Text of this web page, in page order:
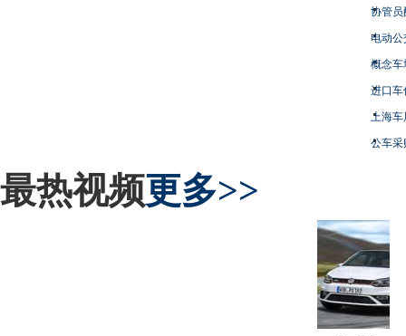
协管员
电动
概念车
进口车
上海
公车采
最热视频更多>>